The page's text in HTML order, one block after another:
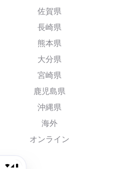
佐賀県
長崎県
熊本県
大分県
宮崎県
鹿児島県
沖縄県
海外
オンライン